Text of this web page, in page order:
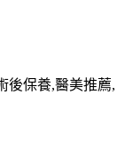
後保養,醫美推薦,